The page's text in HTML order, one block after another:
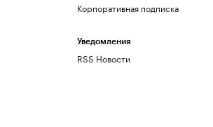
Корпоративная подписка
Уведомления
RSS Новости